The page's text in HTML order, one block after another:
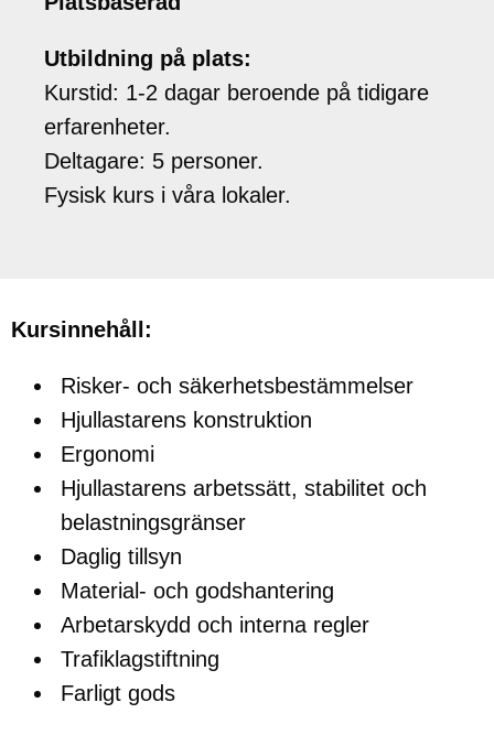
Utbildning på plats:
Kurstid: 1-2 dagar beroende på tidigare
erfarenheter.
Deltagare: 5 personer.
Fysisk kurs i våra lokaler.
Kursinnehåll:
Risker- och säkerhetsbestämmelser
Hjullastarens konstruktion
Ergonomi
Hjullastarens arbetssätt, stabilitet och
belastningsgränser
Daglig tillsyn
Material- och godshantering
Arbetarskydd och interna regler
Trafiklagstiftning
Farligt gods